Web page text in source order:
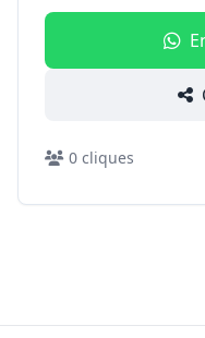
0 cliques